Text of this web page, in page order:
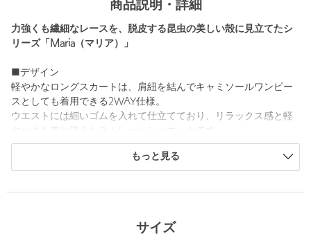
商品説明・詳細
力強くも繊細なレースを、脱皮する昆虫の美しい殻に見立てたシ
リーズ「Maria（マリア）」
■デザイン
軽やかなロングスカートは、肩紐を結んでキャミソールワンピー
スとしても着用できる2WAY仕様。
ウエストには細いゴムを入れて仕立てており、リラックス感と軽
刺繍の図案は美しい自然から着想を得て描かれ、ネームの代わり
にコインチャームを用いるなど、レースの美しさを引き立てるた
張りと透け感を併せもつポリエステル生地に、立体的で表情豊か
なコード刺繍を施し、美しいレースへと仕立てました。
もっと見る
サイズ